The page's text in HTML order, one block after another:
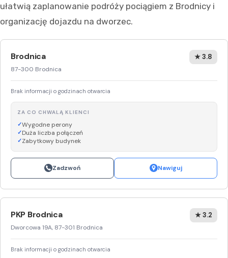
ułatwią zaplanowanie podróży pociągiem z Brodnicy i
organizację dojazdu na dworzec.
Brodnica
87-300 Brodnica
★ 3.8
Brak informacji o godzinach otwarcia
ZA CO CHWALĄ KLIENCI
Wygodne perony
Duża liczba połączeń
Zabytkowy budynek
Zadzwoń Nawiguj
PKP Brodnica
Dworcowa 19A, 87-301 Brodnica
★ 3.2
Brak informacji o godzinach otwarcia